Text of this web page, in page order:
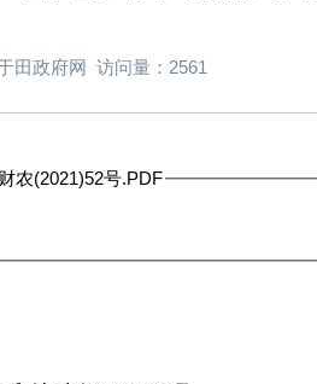
田政府网 访问量：2561
农(2021)52号.PDF